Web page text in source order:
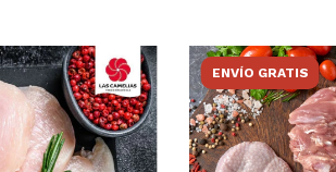
ENVÍO GRATIS